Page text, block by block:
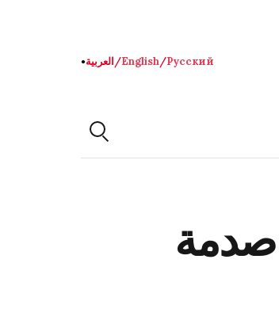
Русский
/
English
/العربية●
صدمة